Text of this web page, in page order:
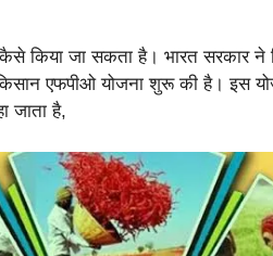
जा सकता है। भारत सरकार ने
एफपीओ योजना शुरू की है। इस
जाता है,